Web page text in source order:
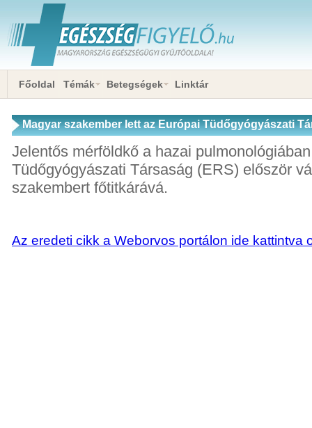
Főoldal Témák Betegségek Linktár
Magyar szakember lett az Európai Tüdőgyógyászati
Jelentős mérföldkő a hazai
Tüdőgyógyászati Társaság (ERS) először
szakembert főtitkárává.
Az eredeti cikk a Weborvos portálon ide kattintva